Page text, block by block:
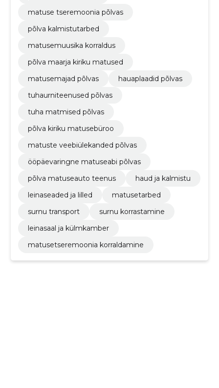
matuse tseremoonia põlvas
põlva kalmistutarbed
matusemuusika korraldus
põlva maarja kiriku matused
matusemajad põlvas
hauaplaadid põlvas
tuhaurniteenused põlvas
tuha matmised põlvas
põlva kiriku matusebüroo
matuste veebiülekanded põlvas
ööpäevaringne matuseabi põlvas
põlva matuseauto teenus
haud ja kalmistu
leinaseaded ja lilled
matusetarbed
surnu transport
surnu korrastamine
leinasaal ja külmkamber
matusetseremoonia korraldamine